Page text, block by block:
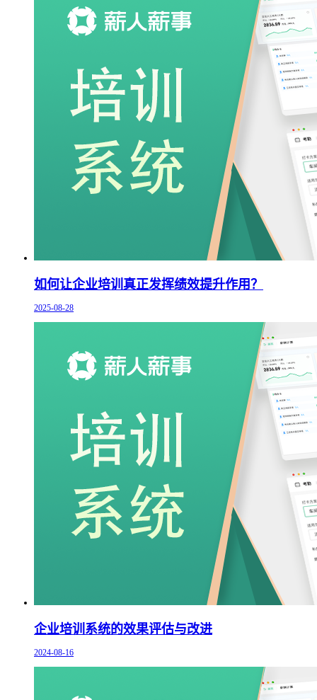
如何让企业培训真正发挥绩效提升作用？
2025-08-28
企业培训系统的效果评估与改进
2024-08-16